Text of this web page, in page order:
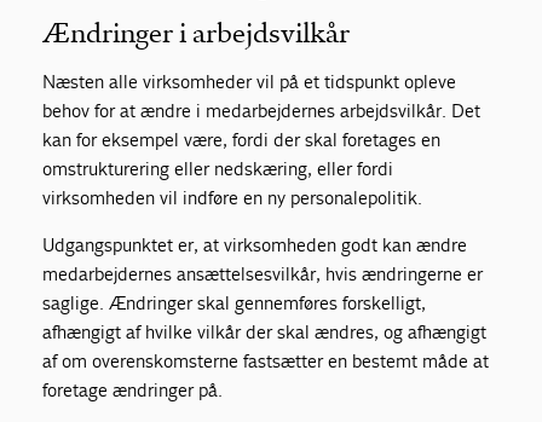
Ændringer i arbejdsvilkår
Næsten alle virksomheder vil på et tidspunkt opleve
behov for at ændre i medarbejdernes arbejdsvilkår. Det
kan for eksempel være, fordi der skal foretages en
omstrukturering eller nedskæring, eller fordi
virksomheden vil indføre en ny personalepolitik.
Udgangspunktet er, at virksomheden godt kan ændre
medarbejdernes ansættelsesvilkår, hvis ændringerne er
saglige. Ændringer skal gennemføres forskelligt,
afhængigt af hvilke vilkår der skal ændres, og afhængigt
af om overenskomsterne fastsætter en bestemt måde at
foretage ændringer på.